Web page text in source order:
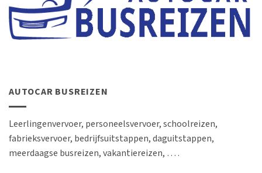
AUTOCAR BUSREIZEN
Leerlingenvervoer, personeelsvervoer, schoolreizen,
fabrieksvervoer, bedrijfsuitstappen, daguitstappen,
meerdaagse busreizen, vakantiereizen, … .